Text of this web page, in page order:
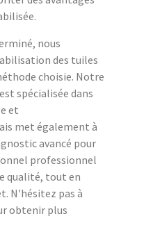
nous
des tuiles
choisie. Notre
spécialisée dans
et
met également à
avancé pour
professionnel
qualité, tout en
N'hésitez pas à
obtenir plus